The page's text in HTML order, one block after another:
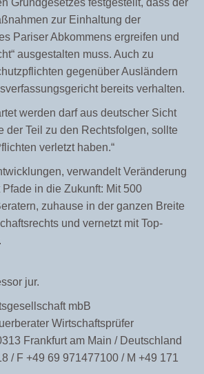
Grundgesetzes festgestellt, dass der
zur Einhaltung der
Pariser Abkommens ergreifen und
ausgestalten muss. Auch zu
gegenüber Ausländern
bereits verhalten.
werden darf aus deutscher Sicht
der Teil zu den Rechtsfolgen, sollte
verletzt haben.“
verwandelt Veränderung
in die Zukunft: Mit 500
zuhause in der ganzen Breite
und vernetzt mit Top-
jur.
mbB
Wirtschaftsprüfer
Frankfurt am Main / Deutschland
/ F +49 69 971477100 / M +49 171